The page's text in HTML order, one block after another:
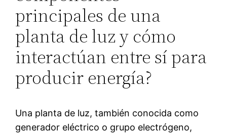
principales de una
planta de luz y cómo
interactúan entre sí para
producir energía?
Una planta de luz, también conocida como
generador eléctrico o grupo electrógeno,